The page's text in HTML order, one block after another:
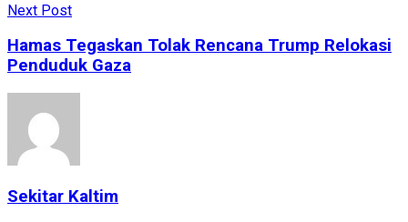
Next Post
Hamas Tegaskan Tolak Rencana Trump Relokasi
Penduduk Gaza
Sekitar Kaltim